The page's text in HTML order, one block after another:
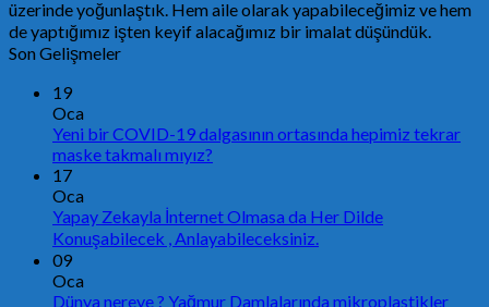
üzerinde yoğunlaştık. Hem aile olarak yapabileceğimiz ve hem
de yaptığımız işten keyif alacağımız bir imalat düşündük.
Son Gelişmeler
19
Oca
Yeni bir COVID-19 dalgasının ortasında hepimiz tekrar
maske takmalı mıyız?
17
Oca
Yapay Zekayla İnternet Olmasa da Her Dilde
Konuşabilecek , Anlayabileceksiniz.
09
Oca
Dünya nereye ? Yağmur Damlalarında mikroplastikler